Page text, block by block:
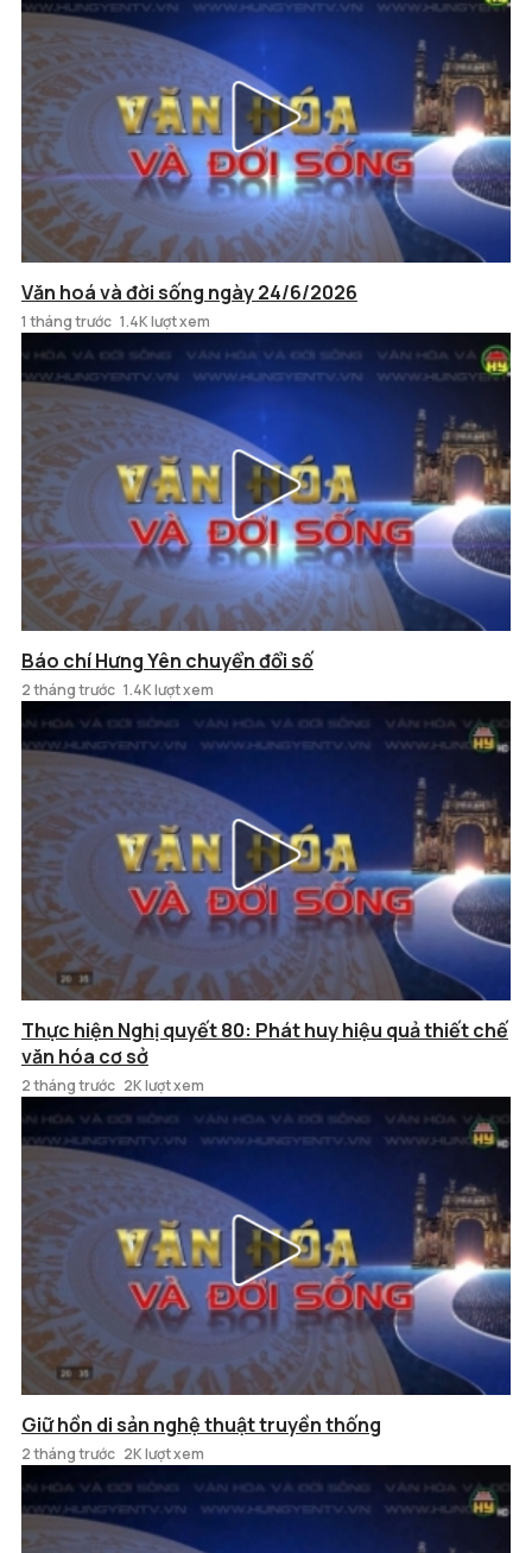
Văn hoá và đời sống ngày 24/6/2026
1 tháng trước 1.4K lượt xem
Báo chí Hưng Yên chuyển đổi số
2 tháng trước 1.4K lượt xem
Thực hiện Nghị quyết 80: Phát huy hiệu quả thiết chế
văn hóa cơ sở
2 tháng trước 2K lượt xem
Giữ hồn di sản nghệ thuật truyền thống
2 tháng trước 2K lượt xem